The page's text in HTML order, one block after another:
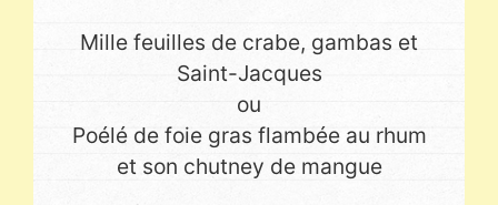
Mille feuilles de crabe, gambas et
Saint-Jacques
ou
Poélé de foie gras flambée au rhum
et son chutney de mangue